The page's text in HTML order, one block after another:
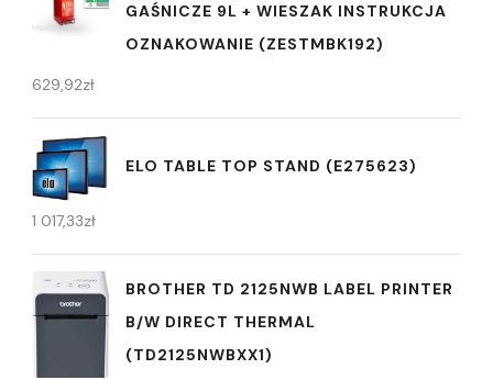
GAŚNICZE 9L + WIESZAK INSTRUKCJA
OZNAKOWANIE (ZESTMBK192)
629,92zł
ELO TABLE TOP STAND (E275623)
1 017,33zł
BROTHER TD 2125NWB LABEL PRINTER
B/W DIRECT THERMAL
(TD2125NWBXX1)